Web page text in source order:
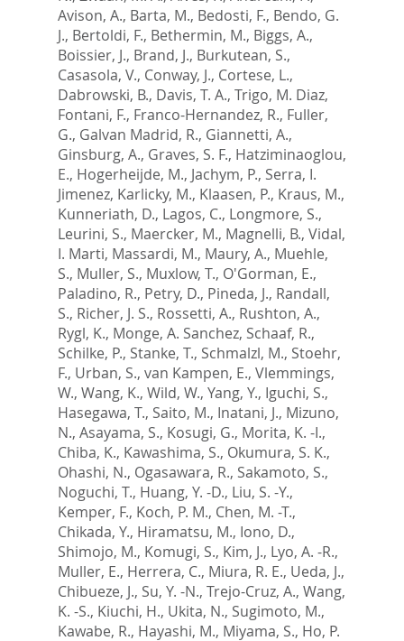
Avison, A., Barta, M., Bedosti, F., Bendo, G.
J., Bertoldi, F., Bethermin, M., Biggs, A.,
Boissier, J., Brand, J., Burkutean, S.,
Casasola, V., Conway, J., Cortese, L.,
Dabrowski, B., Davis, T. A., Trigo, M. Diaz,
Fontani, F., Franco-Hernandez, R., Fuller,
G., Galvan Madrid, R., Giannetti, A.,
Ginsburg, A., Graves, S. F., Hatziminaoglou,
E., Hogerheijde, M., Jachym, P., Serra, I.
Jimenez, Karlicky, M., Klaasen, P., Kraus, M.,
Kunneriath, D., Lagos, C., Longmore, S.,
Leurini, S., Maercker, M., Magnelli, B., Vidal,
I. Marti, Massardi, M., Maury, A., Muehle,
S., Muller, S., Muxlow, T., O'Gorman, E.,
Paladino, R., Petry, D., Pineda, J., Randall,
S., Richer, J. S., Rossetti, A., Rushton, A.,
Rygl, K., Monge, A. Sanchez, Schaaf, R.,
Schilke, P., Stanke, T., Schmalzl, M., Stoehr,
F., Urban, S., van Kampen, E., Vlemmings,
W., Wang, K., Wild, W., Yang, Y., Iguchi, S.,
Hasegawa, T., Saito, M., Inatani, J., Mizuno,
N., Asayama, S., Kosugi, G., Morita, K. -I.,
Chiba, K., Kawashima, S., Okumura, S. K.,
Ohashi, N., Ogasawara, R., Sakamoto, S.,
Noguchi, T., Huang, Y. -D., Liu, S. -Y.,
Kemper, F., Koch, P. M., Chen, M. -T.,
Chikada, Y., Hiramatsu, M., Iono, D.,
Shimojo, M., Komugi, S., Kim, J., Lyo, A. -R.,
Muller, E., Herrera, C., Miura, R. E., Ueda, J.,
Chibueze, J., Su, Y. -N., Trejo-Cruz, A., Wang,
K. -S., Kiuchi, H., Ukita, N., Sugimoto, M.,
Kawabe, R., Hayashi, M., Miyama, S., Ho, P.